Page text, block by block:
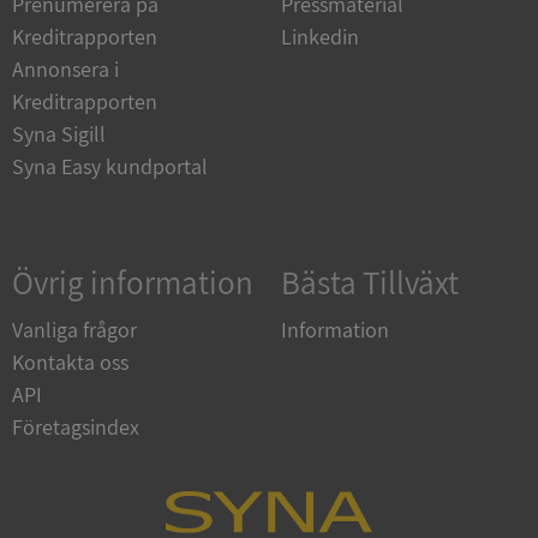
Kreditrapporten
Annonsera i
Kreditrapporten
Syna Sigill
Syna Easy kundportal
Linkedin
Övrig information
Vanliga frågor
Kontakta oss
API
Företagsindex
Bästa Tillväxt
Information
Strikt nödvändiga kakor tillåter
och kontohantering. Webbplatsen kan inte
användas ordentligt utan strikt nödvändiga cookies.
Namn
__RequestVerificationToken
.youtube.com